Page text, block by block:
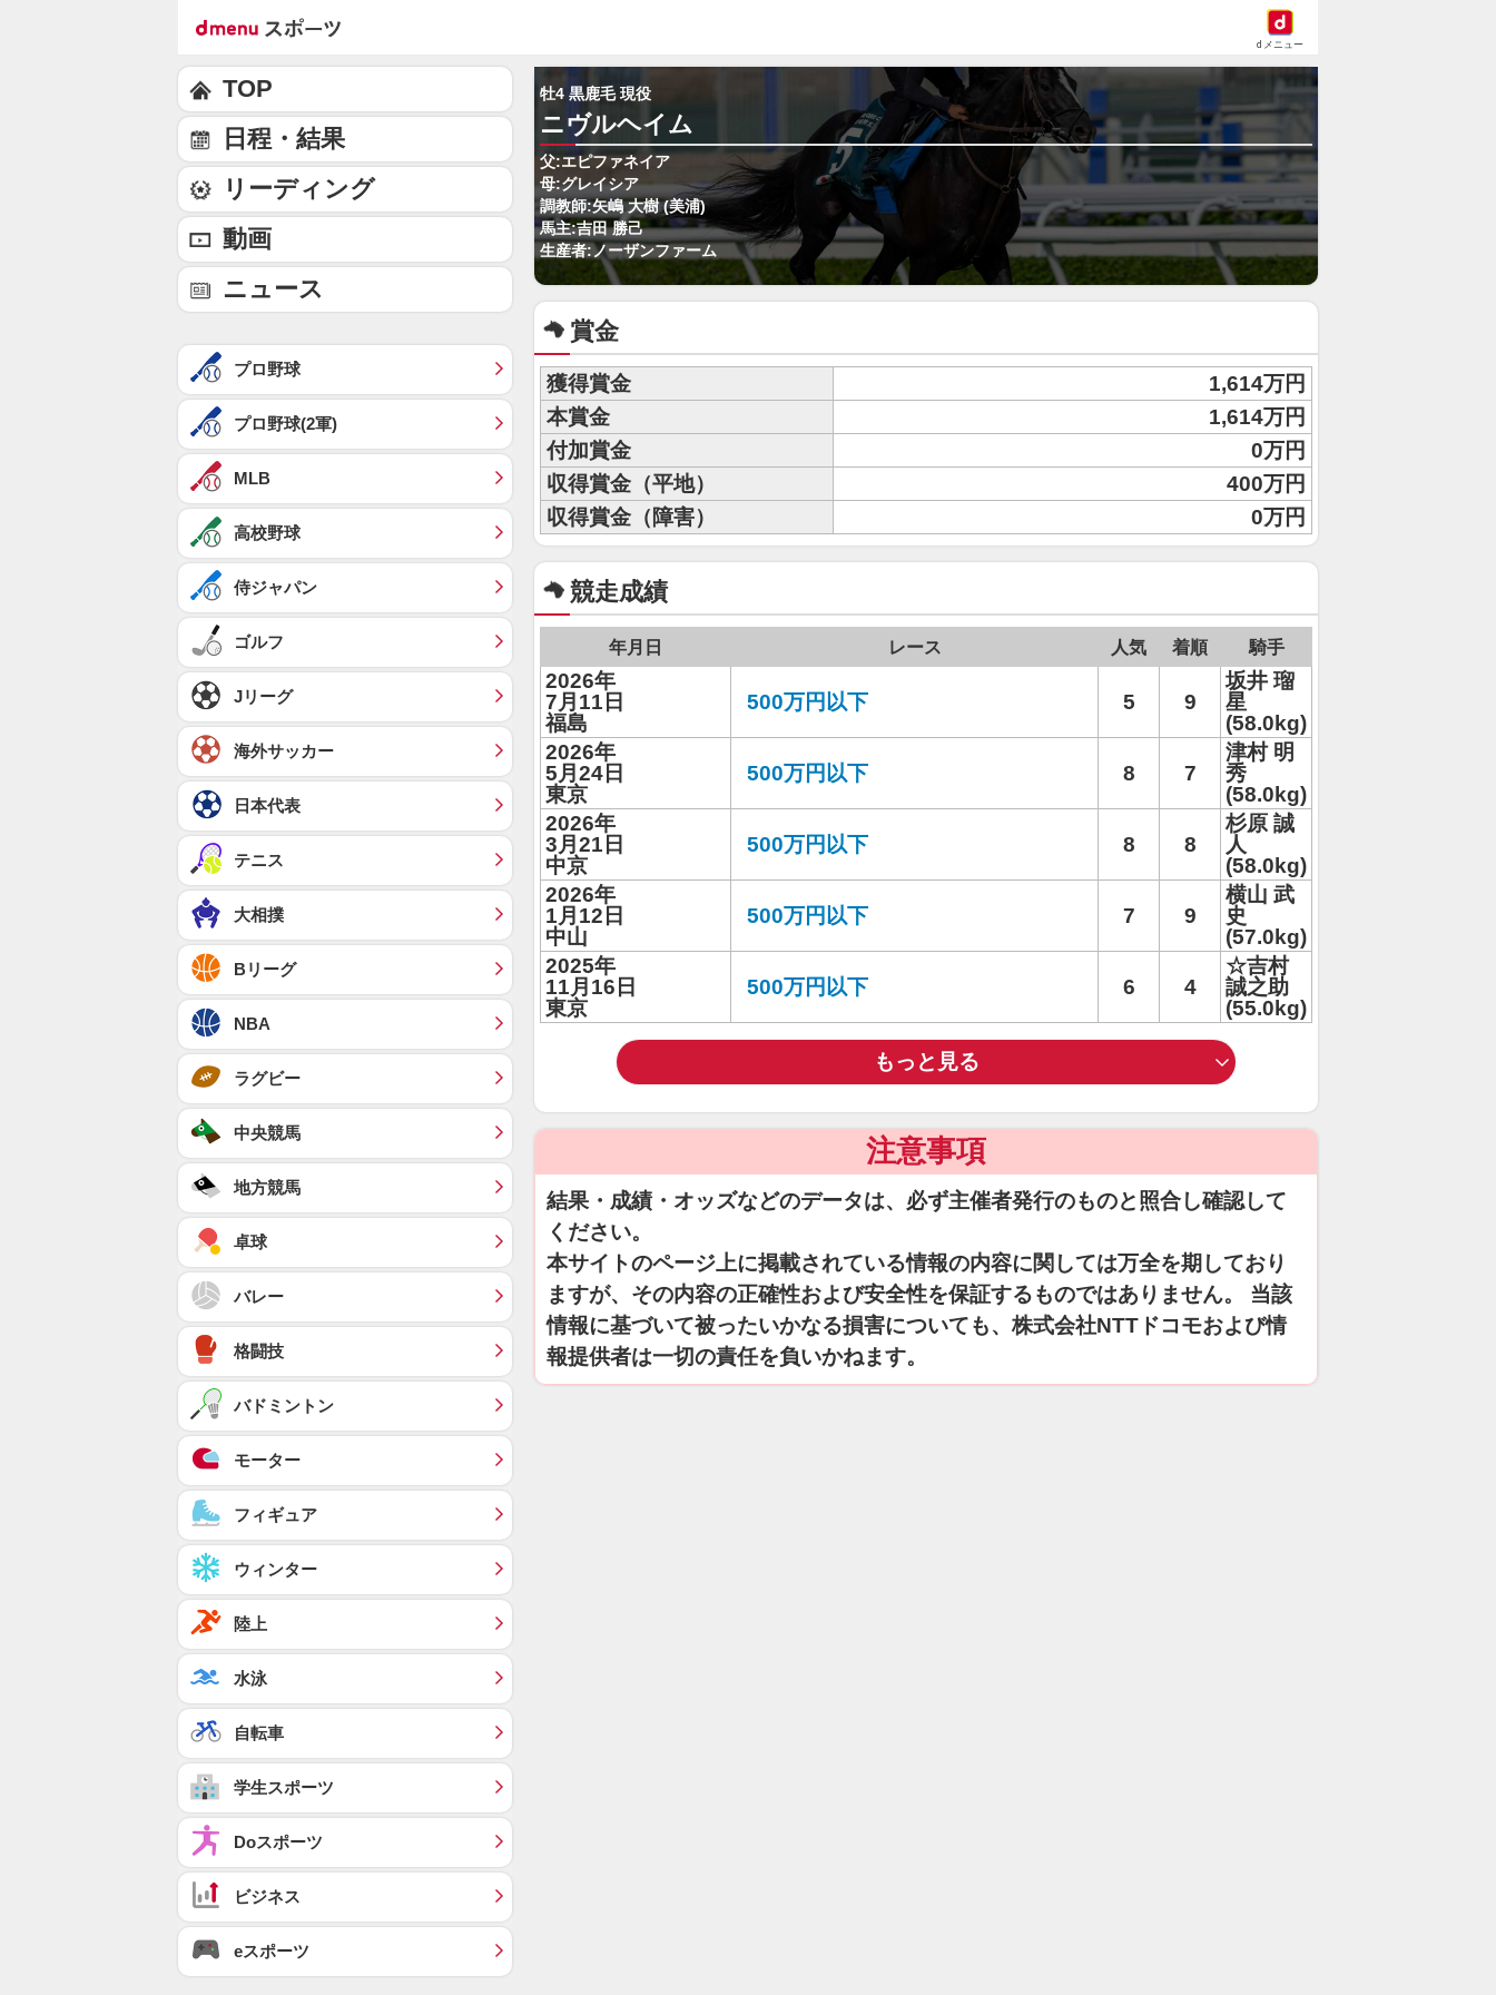
dメニュー
牡4 黒鹿毛 現役
ニヴルヘイム
父:エピファネイア
母:グレイシア
調教師:矢嶋 大樹 (美浦)
馬主:吉田 勝己
生産者:ノーザンファーム
賞金
獲得賞金
1,614万円
本賞金
1,614万円
付加賞金
0万円
収得賞金（平地）
400万円
収得賞金（障害）
0万円
競走成績
年月日 レース 人気 着順 騎手
2026年
7月11日
福島
500万円以下 5 9
坂井 瑠
星
(58.0kg)
2026年
5月24日
東京
500万円以下 8 7
津村 明
秀
(58.0kg)
2026年
3月21日
中京
500万円以下 8 8
杉原 誠
人
(58.0kg)
2026年
1月12日
中山
500万円以下 7 9
横山 武
史
(57.0kg)
2025年
11月16日
東京
500万円以下 6 4
☆吉村
誠之助
(55.0kg)
もっと見る
注意事項
結果・成績・オッズなどのデータは、必ず主催者発行のものと照合し確認して
ください。
本サイトのページ上に掲載されている情報の内容に関しては万全を期しており
ますが、その内容の正確性および安全性を保証するものではありません。 当該
情報に基づいて被ったいかなる損害についても、株式会社NTTドコモおよび情
報提供者は一切の責任を負いかねます。
TOP
日程・結果
リーディング
動画
ニュース
プロ野球
プロ野球(2軍)
MLB
高校野球
侍ジャパン
ゴルフ
Jリーグ
海外サッカー
日本代表
テニス
大相撲
Bリーグ
NBA
ラグビー
中央競馬
地方競馬
卓球
バレー
格闘技
バドミントン
モーター
フィギュア
ウィンター
陸上
水泳
自転車
学生スポーツ
Doスポーツ
ビジネス
eスポーツ